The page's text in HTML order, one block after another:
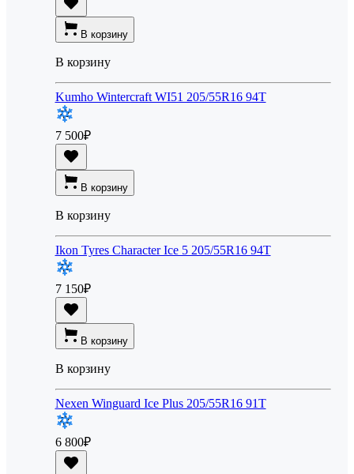
В корзину
В корзину
Kumho Wintercraft WI51 205/55R16 94T
7 500₽
В корзину
В корзину
Ikon Tyres Character Ice 5 205/55R16 94T
7 150₽
В корзину
В корзину
Nexen Winguard Ice Plus 205/55R16 91T
6 800₽